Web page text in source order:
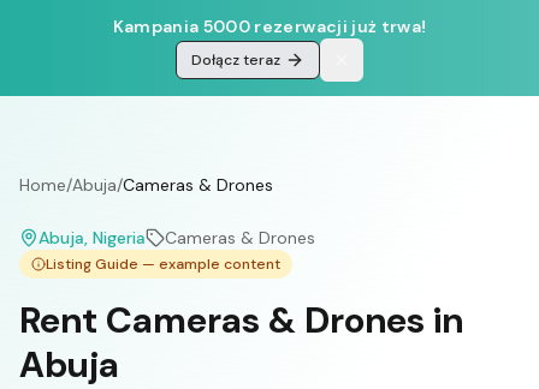
Kampania 5000 rezerwacji już trwa!
Dołącz teraz
Home/Abuja/Cameras & Drones
Abuja, Nigeria Cameras & Drones
Listing Guide — example content
Rent Cameras & Drones in
Abuja